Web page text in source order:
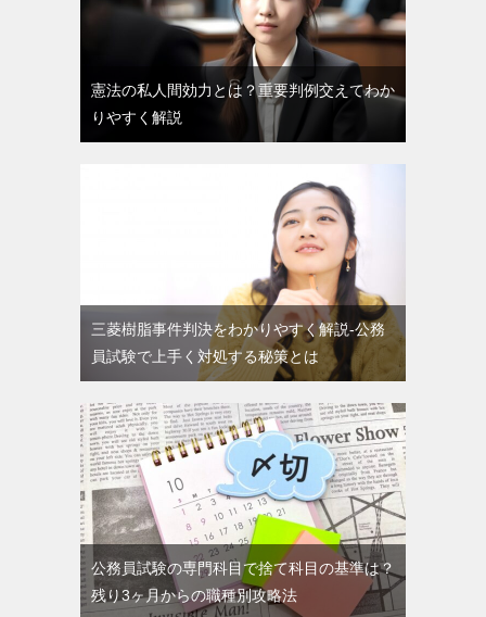
憲法の私人間効力とは？重要判例交えてわか
りやすく解説
三菱樹脂事件判決をわかりやすく解説-公務
員試験で上手く対処する秘策とは
公務員試験の専門科目で捨て科目の基準は？
残り3ヶ月からの職種別攻略法